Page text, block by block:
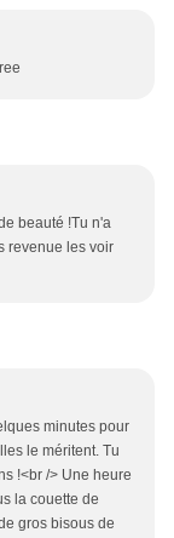
beauté !Tu n'a
revenue les voir
minutes pour
le méritent. Tu
!<br /> Une heure
la couette de
gros bisous de